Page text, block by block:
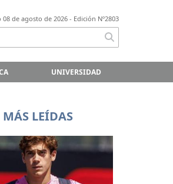
08 de agosto de 2026 - Edición Nº2803
UNIVERSIDAD
MÁS LEÍDAS